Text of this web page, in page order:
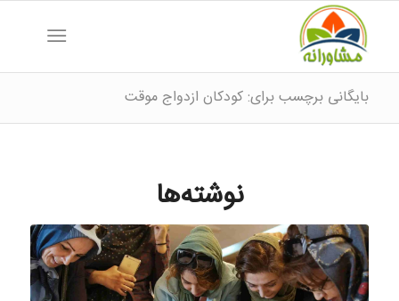
بایگانی برچسب برای: کودکان ازدواج موقت
نوشته‌ها